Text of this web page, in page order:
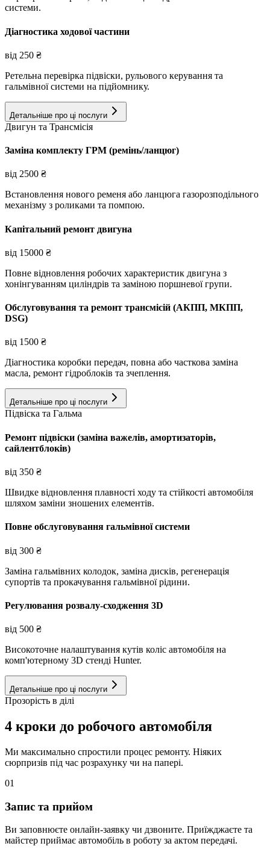
системи.
Діагностика ходової частини
від 250 ₴
Ретельна перевірка підвіски, рульового керування та
гальмівної системи на підйомнику.
Детальніше про ці послуги
Двигун та Трансмісія
Заміна комплекту ГРМ (ремінь/ланцюг)
від 2500 ₴
Встановлення нового ременя або ланцюга газорозподільного
механізму з роликами та помпою.
Капітальний ремонт двигуна
від 15000 ₴
Повне відновлення робочих характеристик двигуна з
хонінгуванням циліндрів та заміною поршневої групи.
Обслуговування та ремонт трансмісій (АКПП, МКПП,
DSG)
від 1500 ₴
Діагностика коробки передач, повна або часткова заміна
масла, ремонт гідроблоків та зчеплення.
Детальніше про ці послуги
Підвіска та Гальма
Ремонт підвіски (заміна важелів, амортизаторів,
сайлентблоків)
від 350 ₴
Швидке відновлення плавності ходу та стійкості автомобіля
шляхом заміни зношених елементів.
Повне обслуговування гальмівної системи
від 300 ₴
Заміна гальмівних колодок, заміна дисків, регенерація
супортів та прокачування гальмівної рідини.
Регулювання розвалу-сходження 3D
від 500 ₴
Високоточне налаштування кутів коліс автомобіля на
комп'ютерному 3D стенді Hunter.
Детальніше про ці послуги
Прозорість в ділі
4 кроки до робочого автомобіля
Ми максимально спростили процес ремонту. Ніяких
сюрпризів під час розрахунку чи на папері.
01
Запис та прийом
Ви заповнюєте онлайн-заявку чи дзвоните. Приїжджаєте та
майстер приймає автомобіль в роботу за актом передачі.